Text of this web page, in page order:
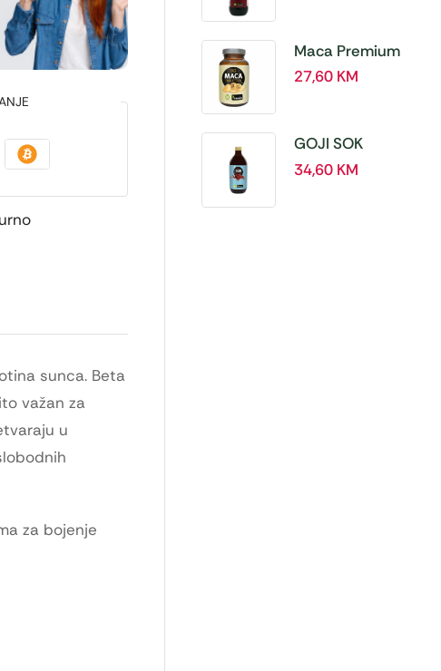
sunca. Beta
važan za
u
za bojenje
Maca Premium
BIO 500 mg
27,60 KM
GOJI SOK
PREMIUM 100% a
34,60 KM